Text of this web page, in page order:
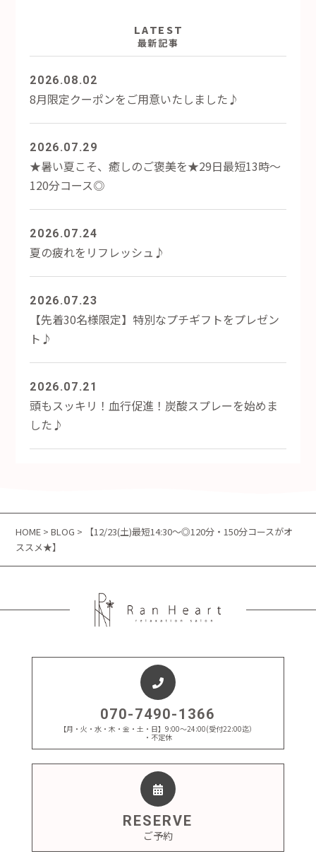
LATEST
最新記事
2026.08.02
8月限定クーポンをご用意いたしました♪
2026.07.29
★暑い夏こそ、癒しのご褒美を★29日最短13時～
120分コース◎
2026.07.24
夏の疲れをリフレッシュ♪
2026.07.23
【先着30名様限定】特別なプチギフトをプレゼン
ト♪
2026.07.21
頭もスッキリ！血行促進！炭酸スプレーを始めま
した♪
HOME >BLOG > 【12/23(土)最短14:30～◎120分・150分コースがオ
ススメ★】
070-7490-1366
【月・火・水・木・金・土・日】9:00～24:00(受付22:00迄）
・不定休
RESERVE
ご予約